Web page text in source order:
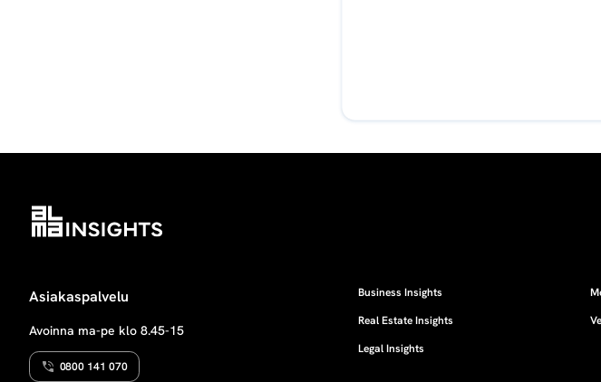
Asiakaspalvelu
Avoinna ma-pe klo 8.45-15
0800 141 070
Business Insights
Real Estate Insights
Legal Insights